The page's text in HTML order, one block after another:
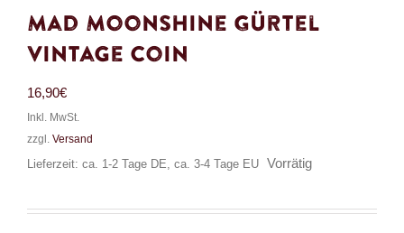
Mad Moonshine Gürtel
Vintage Coin
16,90€
Inkl. MwSt.
zzgl. Versand
Lieferzeit: ca. 1-2 Tage DE, ca. 3-4 Tage EU
Vorrätig